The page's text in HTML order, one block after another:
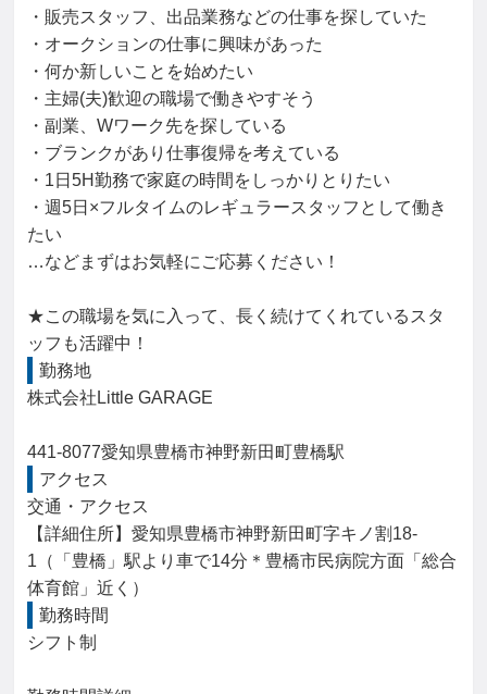
・販売スタッフ、出品業務などの仕事を探していた
・オークションの仕事に興味があった
・何か新しいことを始めたい
・主婦(夫)歓迎の職場で働きやすそう
・副業、Wワーク先を探している
・ブランクがあり仕事復帰を考えている
・1日5H勤務で家庭の時間をしっかりとりたい
・週5日×フルタイムのレギュラースタッフとして働き
たい
…などまずはお気軽にご応募ください！
★この職場を気に入って、長く続けてくれているスタ
ッフも活躍中！
勤務地
株式会社Little GARAGE
441-8077愛知県豊橋市神野新田町豊橋駅
アクセス
交通・アクセス
【詳細住所】愛知県豊橋市神野新田町字キノ割18-
1（「豊橋」駅より車で14分＊豊橋市民病院方面「総合
体育館」近く）
勤務時間
シフト制